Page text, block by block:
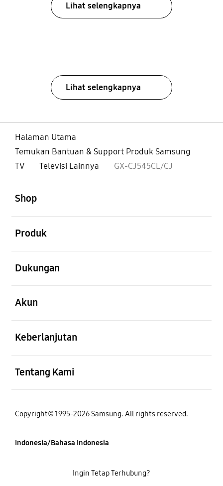
Lihat selengkapnya
Lihat selengkapnya
Halaman Utama
Temukan Bantuan & Support Produk Samsung
TV
Televisi Lainnya GX-CJ545CL/CJ
Shop
Produk
Dukungan
Akun
Keberlanjutan
Tentang Kami
Copyright© 1995-2026 Samsung. All rights reserved.
Indonesia/Bahasa Indonesia
Ingin Tetap Terhubung?